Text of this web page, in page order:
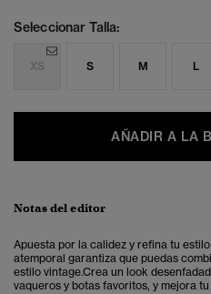
Seleccionar Talla:
XS S M L
AÑADIR A LA
Notas del editor
Apuesta por la calidez y refina tu
atemporal garantiza que puedas
estilo vintage.Crea un look
vaqueros y botas favoritos, y mejora